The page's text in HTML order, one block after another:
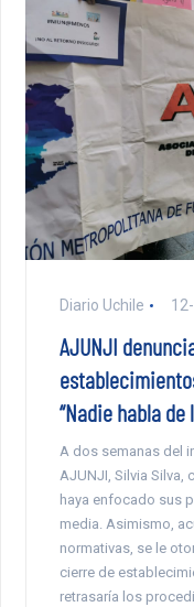
Diario Uchile
AJUNJI
“Nadie habla
A dos semanas del
AJUNJI, Silvia Silva,
haya enfocado sus
media. Asimismo,
normativas, se le
cierre de
retrasaría los